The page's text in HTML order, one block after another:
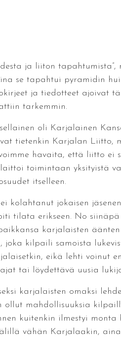
ja liiton tapahtumista”,
se tapahtui pyramidin
ja tiedotteet ajoivat
tarkemmin.
oli Karjalainen
tietenkin Karjalan Liitto,
havaita, että liitto ei
toimintaan yksityistä
itselleen.
kolahtanut jokaisen jäsenen
tilata erikseen. No
karjalaisten
joka kilpaili samoista
eikä lehti voinut
tai löydettävä uusia
karjalaisten omaksi
ollut mahdollisuuksia
kuitenkin ilmestyi monta
vähän Karjalaakin,